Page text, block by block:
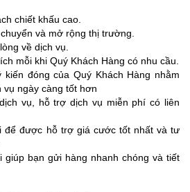
chiết khấu cao.
và mở rộng thị trường.
về dịch vụ.
mỗi khi Quý Khách Hàng có nhu cầu.
đóng của Quý Khách Hàng nhằm
ngày càng tốt hơn
vụ, hỗ trợ dịch vụ miễn phí có liên
để được hỗ trợ giá cước tốt nhất và tư
giúp bạn gửi hàng nhanh chóng và tiết